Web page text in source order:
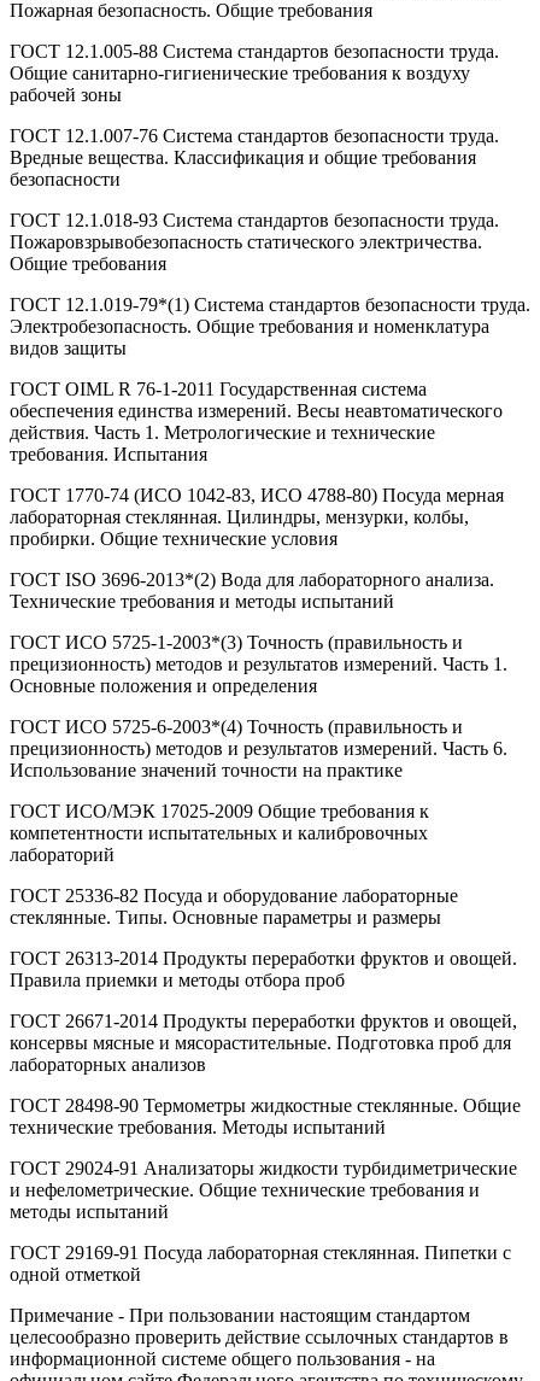
Пожарная безопасность. Общие требования
ГОСТ 12.1.005-88 Система стандартов безопасности труда.
Общие санитарно-гигиенические требования к воздуху
рабочей зоны
ГОСТ 12.1.007-76 Система стандартов безопасности труда.
Вредные вещества. Классификация и общие требования
безопасности
ГОСТ 12.1.018-93 Система стандартов безопасности труда.
Пожаровзрывобезопасность статического электричества.
Общие требования
ГОСТ 12.1.019-79*(1) Система стандартов безопасности труда.
Электробезопасность. Общие требования и номенклатура
видов защиты
ГОСТ OIML R 76-1-2011 Государственная система
обеспечения единства измерений. Весы неавтоматического
действия. Часть 1. Метрологические и технические
требования. Испытания
ГОСТ 1770-74 (ИСО 1042-83, ИСО 4788-80) Посуда мерная
лабораторная стеклянная. Цилиндры, мензурки, колбы,
пробирки. Общие технические условия
ГОСТ ISO 3696-2013*(2) Вода для лабораторного анализа.
Технические требования и методы испытаний
ГОСТ ИСО 5725-1-2003*(3) Точность (правильность и
прецизионность) методов и результатов измерений. Часть 1.
Основные положения и определения
ГОСТ ИСО 5725-6-2003*(4) Точность (правильность и
прецизионность) методов и результатов измерений. Часть 6.
Использование значений точности на практике
ГОСТ ИСО/МЭК 17025-2009 Общие требования к
компетентности испытательных и калибровочных
лабораторий
ГОСТ 25336-82 Посуда и оборудование лабораторные
стеклянные. Типы. Основные параметры и размеры
ГОСТ 26313-2014 Продукты переработки фруктов и овощей.
Правила приемки и методы отбора проб
ГОСТ 26671-2014 Продукты переработки фруктов и овощей,
консервы мясные и мясорастительные. Подготовка проб для
лабораторных анализов
ГОСТ 28498-90 Термометры жидкостные стеклянные. Общие
технические требования. Методы испытаний
ГОСТ 29024-91 Анализаторы жидкости турбидиметрические
и нефелометрические. Общие технические требования и
методы испытаний
ГОСТ 29169-91 Посуда лабораторная стеклянная. Пипетки с
одной отметкой
Примечание - При пользовании настоящим стандартом
целесообразно проверить действие ссылочных стандартов в
информационной системе общего пользования - на